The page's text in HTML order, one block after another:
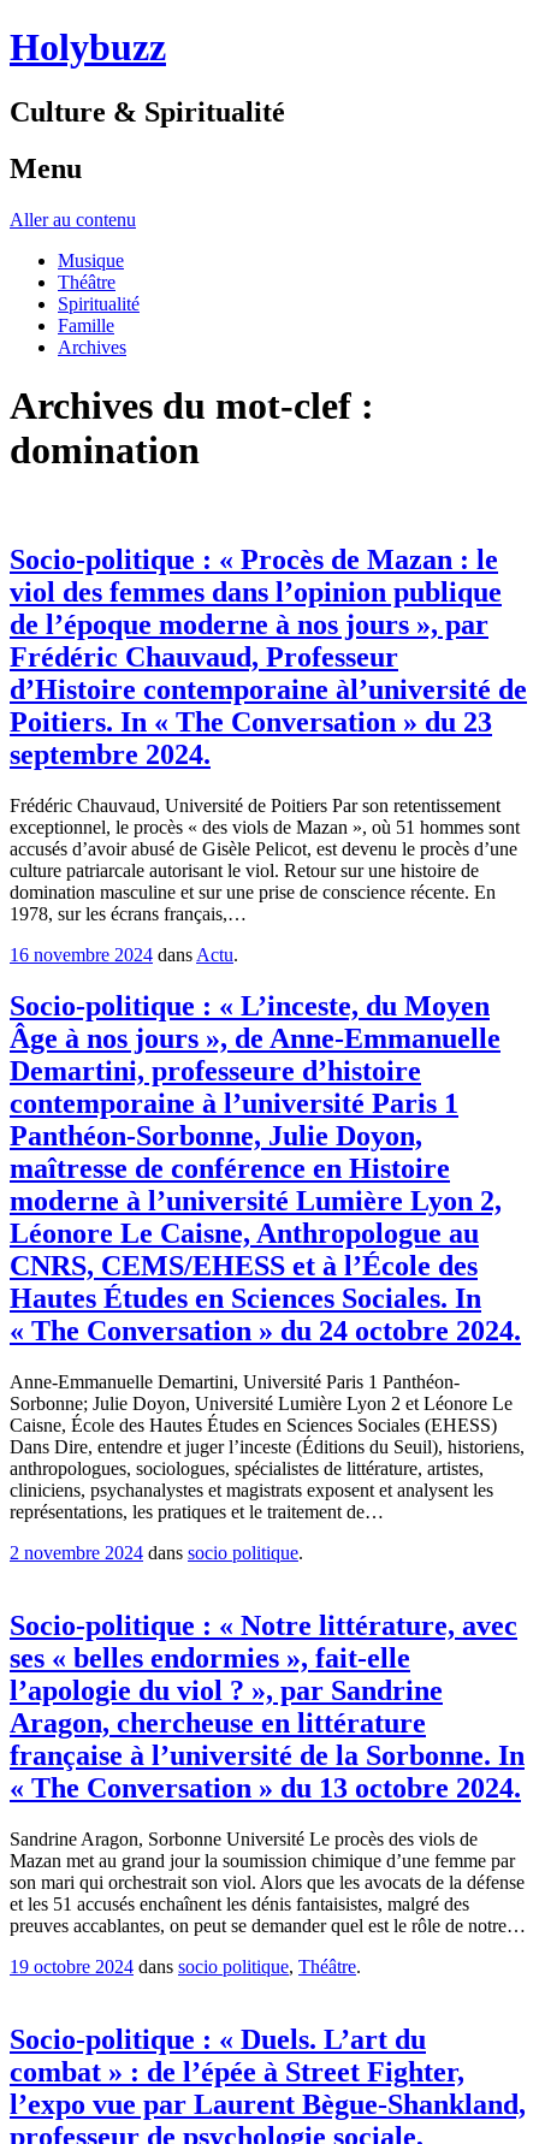
Holybuzz
Culture & Spiritualité
Menu
Aller au contenu
Musique
Théâtre
Spiritualité
Famille
Archives
Archives du mot-clef :
domination
Socio-politique : « Procès de Mazan : le
viol des femmes dans l’opinion publique
de l’époque moderne à nos jours », par
Frédéric Chauvaud, Professeur
d’Histoire contemporaine àl’université de
Poitiers. In « The Conversation » du 23
septembre 2024.
Frédéric Chauvaud, Université de Poitiers Par son retentissement
exceptionnel, le procès « des viols de Mazan », où 51 hommes sont
accusés d’avoir abusé de Gisèle Pelicot, est devenu le procès d’une
culture patriarcale autorisant le viol. Retour sur une histoire de
domination masculine et sur une prise de conscience récente. En
1978, sur les écrans français,…
16 novembre 2024 dans Actu.
Socio-politique : « L’inceste, du Moyen
Âge à nos jours », de Anne-Emmanuelle
Demartini, professeure d’histoire
contemporaine à l’université Paris 1
Panthéon-Sorbonne, Julie Doyon,
maîtresse de conférence en Histoire
moderne à l’université Lumière Lyon 2,
Léonore Le Caisne, Anthropologue au
CNRS, CEMS/EHESS et à l’École des
Hautes Études en Sciences Sociales. In
« The Conversation » du 24 octobre 2024.
Anne-Emmanuelle Demartini, Université Paris 1 Panthéon-
Sorbonne; Julie Doyon, Université Lumière Lyon 2 et Léonore Le
Caisne, École des Hautes Études en Sciences Sociales (EHESS)
Dans Dire, entendre et juger l’inceste (Éditions du Seuil), historiens,
anthropologues, sociologues, spécialistes de littérature, artistes,
cliniciens, psychanalystes et magistrats exposent et analysent les
représentations, les pratiques et le traitement de…
2 novembre 2024 dans socio politique.
Socio-politique : « Notre littérature, avec
ses « belles endormies », fait-elle
l’apologie du viol ? », par Sandrine
Aragon, chercheuse en littérature
française à l’université de la Sorbonne. In
« The Conversation » du 13 octobre 2024.
Sandrine Aragon, Sorbonne Université Le procès des viols de
Mazan met au grand jour la soumission chimique d’une femme par
son mari qui orchestrait son viol. Alors que les avocats de la défense
et les 51 accusés enchaînent les dénis fantaisistes, malgré des
preuves accablantes, on peut se demander quel est le rôle de notre…
19 octobre 2024 dans socio politique, Théâtre.
Socio-politique : « Duels. L’art du
combat » : de l’épée à Street Fighter,
l’expo vue par Laurent Bègue-Shankland,
professeur de psychologie sociale,